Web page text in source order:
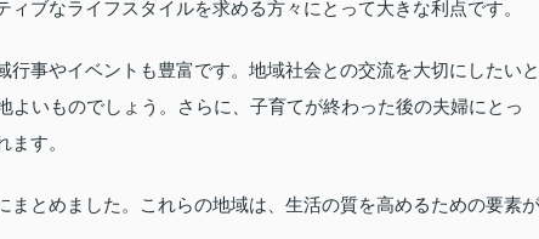
ブなライフスタイルを求める方々にとって大きな利点です。
事やイベントも豊富です。地域社会との交流を大切にしたいと
いものでしょう。さらに、子育てが終わった後の夫婦にとっ
す。
とめました。これらの地域は、生活の質を高めるための要素が